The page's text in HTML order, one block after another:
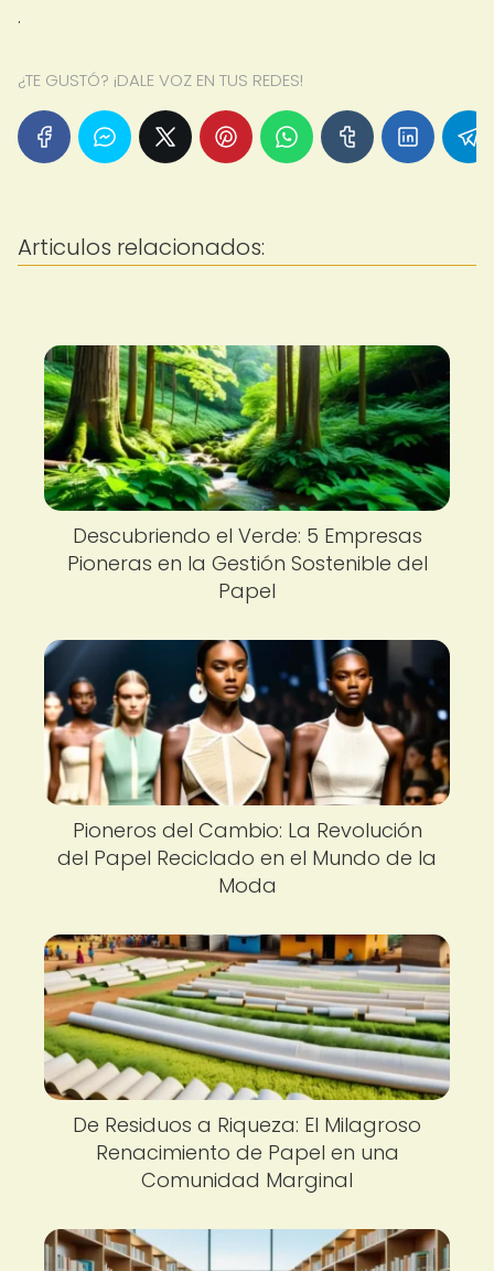
.
¿TE GUSTÓ? ¡DALE VOZ EN TUS REDES!
Articulos relacionados:
Descubriendo el Verde: 5 Empresas
Pioneras en la Gestión Sostenible del
Papel
Pioneros del Cambio: La Revolución
del Papel Reciclado en el Mundo de la
Moda
De Residuos a Riqueza: El Milagroso
Renacimiento de Papel en una
Comunidad Marginal